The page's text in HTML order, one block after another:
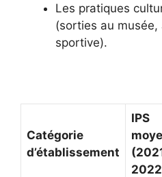
Les pratiques
(sorties au
sportive).
Catégorie
d’établissement
IPS